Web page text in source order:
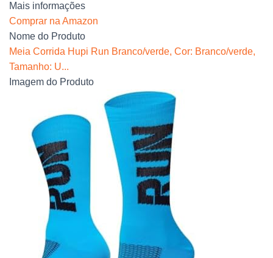
Mais informações
Comprar na Amazon
Nome do Produto
Meia Corrida Hupi Run Branco/verde, Cor: Branco/verde,
Tamanho: U...
Imagem do Produto